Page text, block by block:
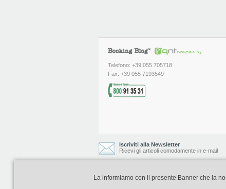
Telefono: +39 055 705718
Fax: +39 055 7193549
Iscriviti alla Newsletter
Ricevi gli articoli comodamente in e-mail
Booking Blog è realizzato e curato da
La informiamo con il presente Banner che la